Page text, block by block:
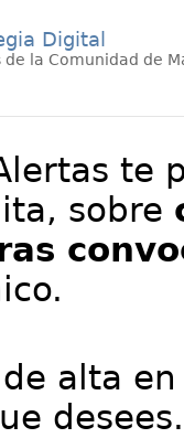
Digital
de la Comunidad de
te
sobre
alta
desees.